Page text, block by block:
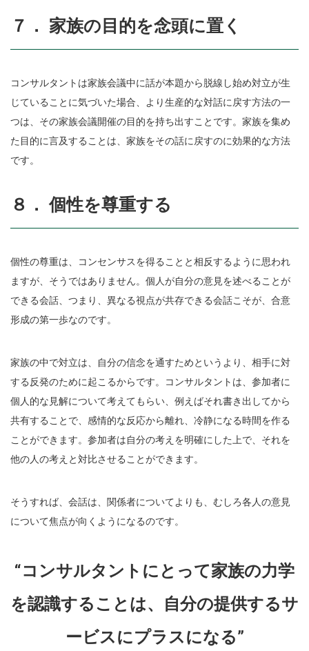
７． 家族の目的を念頭に置く
コンサルタントは家族会議中に話が本題から脱線し始め対立が生
じていることに気づいた場合、より生産的な対話に戻す方法の一
つは、その家族会議開催の目的を持ち出すことです。家族を集め
た目的に言及することは、家族をその話に戻すのに効果的な方法
です。
８． 個性を尊重する
個性の尊重は、コンセンサスを得ることと相反するように思われ
ますが、そうではありません。個人が自分の意見を述べることが
できる会話、つまり、異なる視点が共存できる会話こそが、合意
形成の第一歩なのです。
家族の中で対立は、自分の信念を通すためというより、相手に対
する反発のために起こるからです。コンサルタントは、参加者に
個人的な見解について考えてもらい、例えばそれ書き出してから
共有することで、感情的な反応から離れ、冷静になる時間を作る
ことができます。参加者は自分の考えを明確にした上で、それを
他の人の考えと対比させることができます。
そうすれば、会話は、関係者についてよりも、むしろ各人の意見
について焦点が向くようになるのです。
“コンサルタントにとって家族の力学
を認識することは、
自分の提供するサ
ービスにプラスになる”